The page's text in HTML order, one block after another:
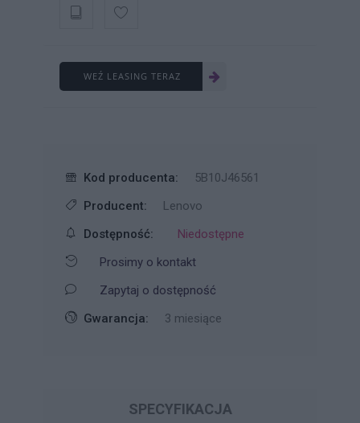
WEŹ LEASING TERAZ
Kod producenta:
5B10J46561
Producent:
Lenovo
Dostępność:
Niedostępne
Prosimy o kontakt
Zapytaj o dostępność
Gwarancja:
3 miesiące
SPECYFIKACJA